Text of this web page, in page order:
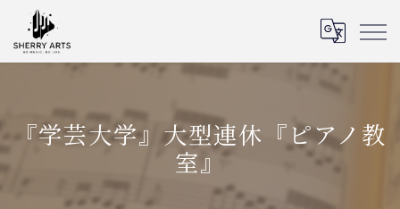
『学芸大学』大型連休『ピアノ教
室』